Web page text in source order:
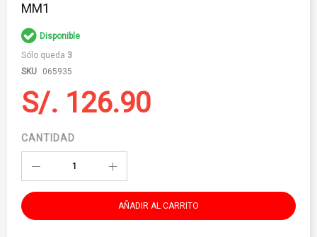
comienzo
la
de
imágenes
MM1
Disponible
Sólo queda 3
SKU
065935
S/. 126.90
CANTIDAD
AÑADIR AL CARRITO